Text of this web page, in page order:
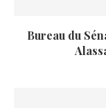
Bureau du